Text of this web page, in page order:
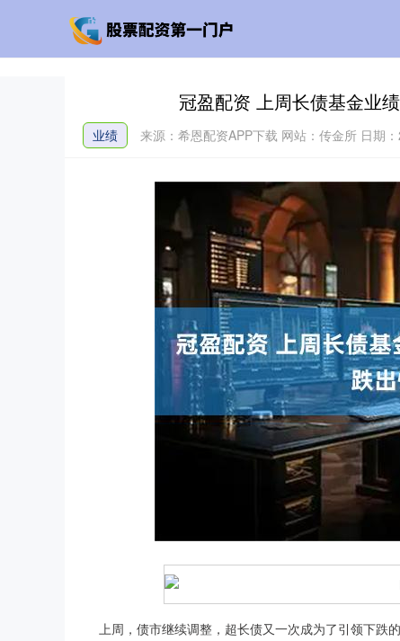
冠盈配资 上周长债基金业
业绩 来源：希恩配资APP下载 网站：传金所 日期
上周，债市继续调整，超长债又一次成为了引领下跌的“